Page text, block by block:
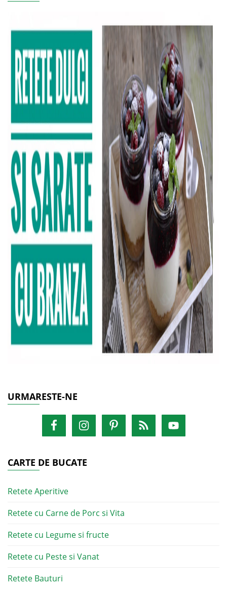
URMARESTE-NE
CARTE DE BUCATE
Retete Aperitive
Retete cu Carne de Porc si Vita
Retete cu Legume si fructe
Retete cu Peste si Vanat
Retete Bauturi